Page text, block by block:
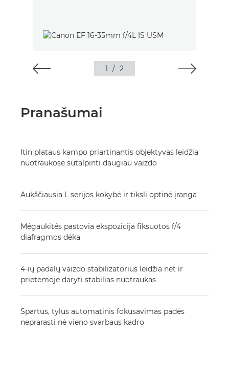
1 / 2
Pranašumai
Itin plataus kampo priartinantis objektyvas leidžia
nuotraukose sutalpinti daugiau vaizdo
Aukščiausia L serijos kokybė ir tiksli optinė įranga
Mėgaukitės pastovia ekspozicija fiksuotos f/4
diafragmos dėka
4-ių padalų vaizdo stabilizatorius leidžia net ir
prietemoje daryti stabilias nuotraukas
Spartus, tylus automatinis fokusavimas padės
neprarasti nė vieno svarbaus kadro